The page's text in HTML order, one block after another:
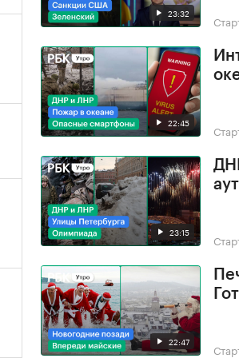
23:32
22:45
23:15
22:47